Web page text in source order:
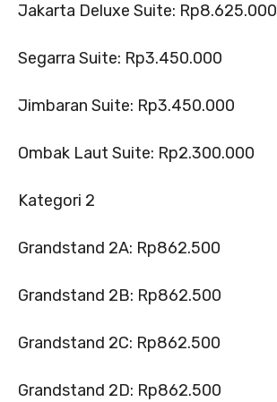
Jakarta Deluxe Suite: Rp8.625.000
Segarra Suite: Rp3.450.000
Jimbaran Suite: Rp3.450.000
Ombak Laut Suite: Rp2.300.000
Kategori 2
Grandstand 2A: Rp862.500
Grandstand 2B: Rp862.500
Grandstand 2C: Rp862.500
Grandstand 2D: Rp862.500